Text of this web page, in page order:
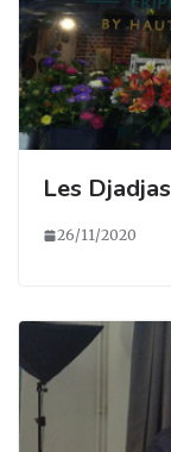
Les Djadjas
26/11/2020